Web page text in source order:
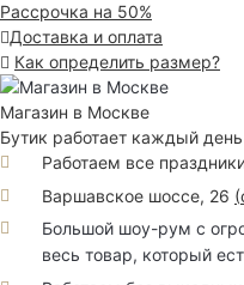
Рассрочка на 50%
Доставка и оплата
Как определить размер?
Магазин в Москве
Бутик работает каждый
Работаем все
Варшавское шоссе, 26 (
Большой шоу-рум с
весь товар, который